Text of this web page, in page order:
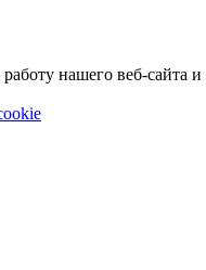
нашего веб-сайта и